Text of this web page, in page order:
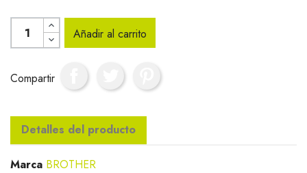
Añadir al carrito
Compartir
Detalles del producto
Marca BROTHER